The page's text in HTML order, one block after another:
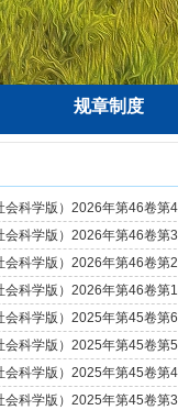
规章制度
会科学版）2026年第46卷第
会科学版）2026年第46卷第
会科学版）2026年第46卷第
会科学版）2026年第46卷第
会科学版）2025年第45卷第
会科学版）2025年第45卷第
会科学版）2025年第45卷第
会科学版）2025年第45卷第